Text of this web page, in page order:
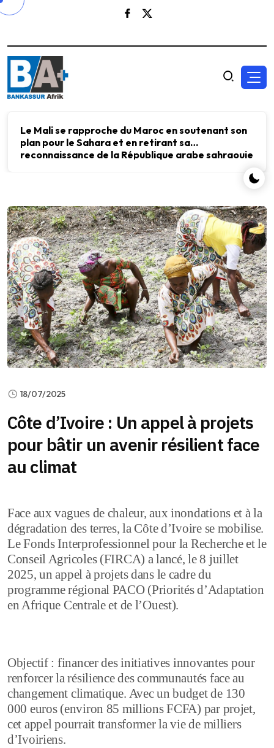
Le Mali se rapproche du Maroc en soutenant son
plan pour le Sahara et en retirant sa
reconnaissance de la République arabe sahraouie
18/07/2025
Côte d’Ivoire : Un appel à projets
pour bâtir un avenir résilient face
au climat
Face aux vagues de chaleur, aux inondations et à la
dégradation des terres, la Côte d’Ivoire se mobilise.
Le Fonds Interprofessionnel pour la Recherche et le
Conseil Agricoles (FIRCA) a lancé, le 8 juillet
2025, un appel à projets dans le cadre du
programme régional PACO (Priorités d’Adaptation
en Afrique Centrale et de l’Ouest).
Objectif : financer des initiatives innovantes pour
renforcer la résilience des communautés face au
changement climatique. Avec un budget de 130
000 euros (environ 85 millions FCFA) par projet,
cet appel pourrait transformer la vie de milliers
d’Ivoiriens.